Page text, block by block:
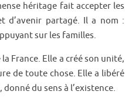
héritage fait accepter les
d’avenir partagé. Il a nom :
sur les familles.
France. Elle a créé son unité,
de toute chose. Elle a libéré
du sens à l’existence.